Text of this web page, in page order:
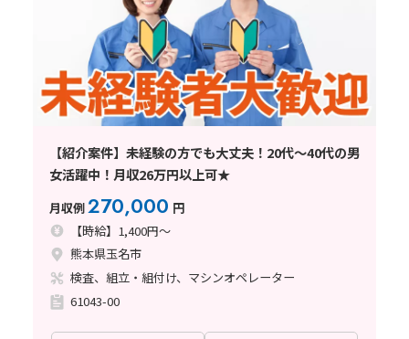
【紹介案件】未経験の方でも大丈夫！20代～40代の男
女活躍中！月収26万円以上可★
月収例270,000 円
【時給】1,400円～
熊本県玉名市
検査、組立・組付け、マシンオペレーター
61043-00